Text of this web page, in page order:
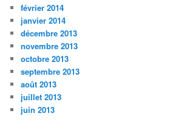
février 2014
janvier 2014
décembre 2013
novembre 2013
octobre 2013
septembre 2013
août 2013
juillet 2013
juin 2013